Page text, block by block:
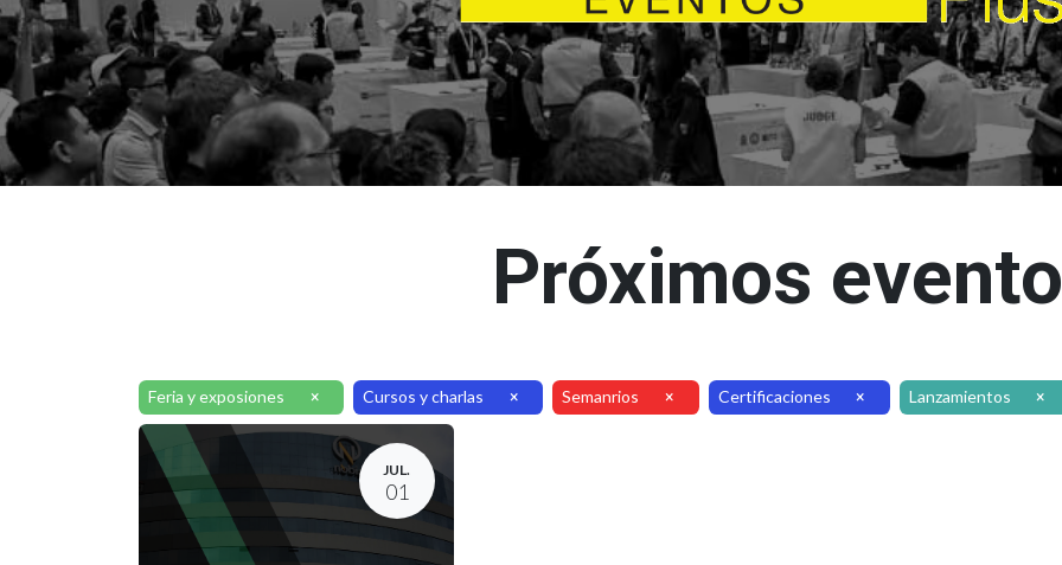
Próximos
Feria y exposiones × Cursos y charlas × Semanrios × Certificaciones × Lanzamientos ×
JUL.
01